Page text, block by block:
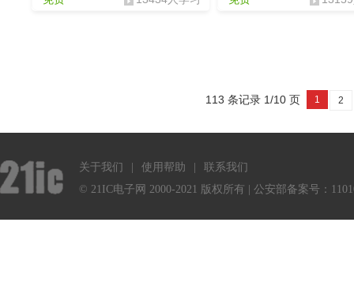
113 条记录 1/10 页 1 2
关于我们 使用帮助
联系我们
© 21IC电子网 2000-2021 版权所有 | 公安部备案号：